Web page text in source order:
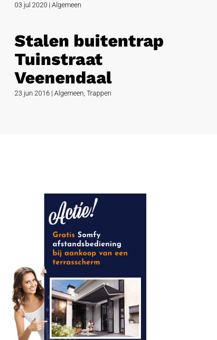
03 jul 2020 | Algemeen
Stalen buitentrap
Tuinstraat
Veenendaal
23 jun 2016 | Algemeen Trappen